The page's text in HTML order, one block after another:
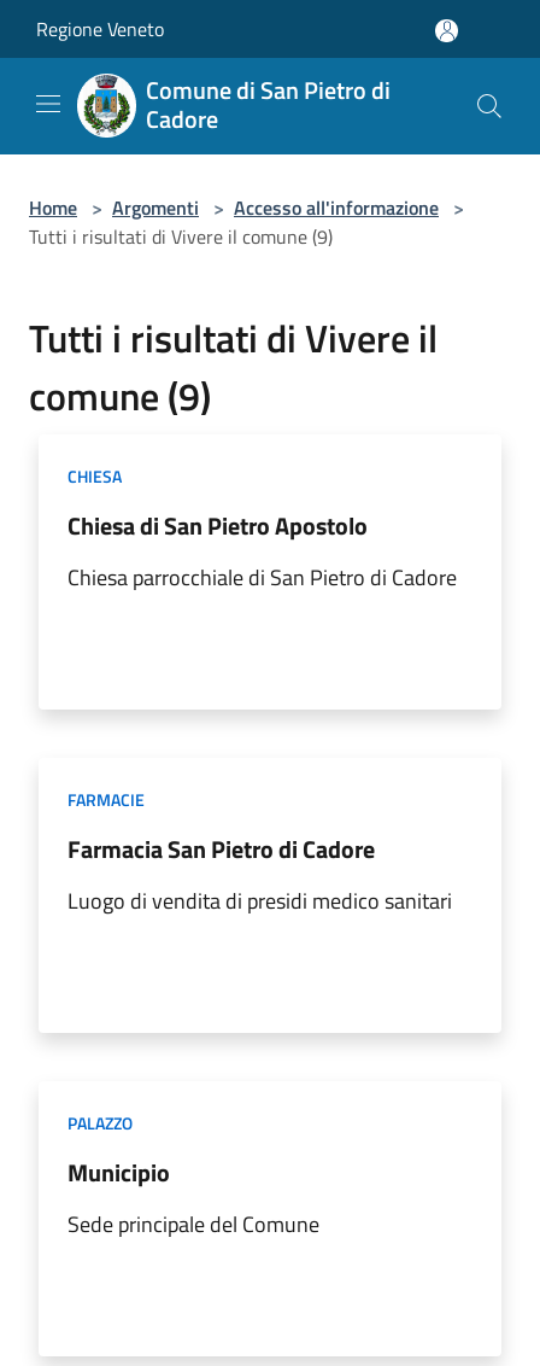
Regione Veneto
Comune di San Pietro di
Cadore
Home > Argomenti > Accesso all'informazione >
Tutti i risultati di Vivere il comune (9)
Tutti i risultati di Vivere il
comune (9)
CHIESA
Chiesa di San Pietro Apostolo
Chiesa parrocchiale di San Pietro di Cadore
FARMACIE
Farmacia San Pietro di Cadore
Luogo di vendita di presidi medico sanitari
PALAZZO
Municipio
Sede principale del Comune